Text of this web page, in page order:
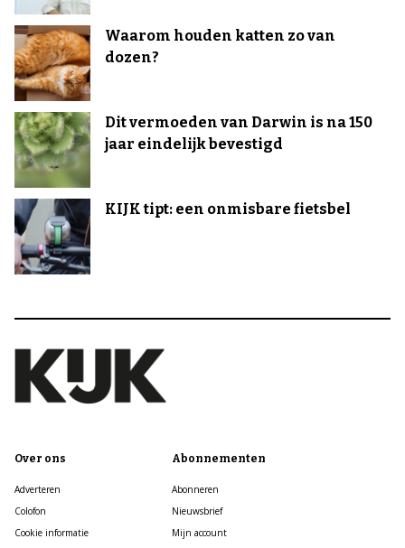
Waarom houden katten zo van
dozen?
Dit vermoeden van Darwin is na 150
jaar eindelijk bevestigd
KIJK tipt: een onmisbare fietsbel
Over ons
Adverteren
Colofon
Cookie informatie
Abonnementen
Abonneren
Nieuwsbrief
Mijn account